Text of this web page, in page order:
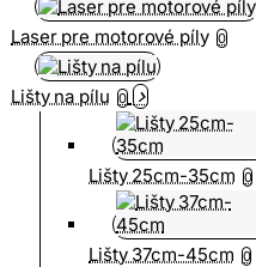
Laser pre motorové píly 0
Lišty na pílu 0
Lišty 25cm-35cm 0
Lišty 37cm-45cm 0